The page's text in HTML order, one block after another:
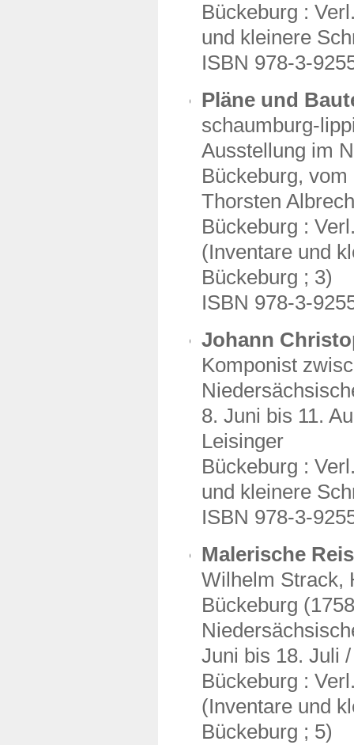
Bückeburg :
und kleinere
ISBN 978-3-
Pläne und
schaumburg-
Ausstellung im
Bückeburg,
Thorsten
Bückeburg :
(Inventare und
Bückeburg ; 3)
ISBN 978-3-
Johann
Komponist
8. Juni bis 11.
Leisinger
Bückeburg :
und kleinere
ISBN 978-3-
Malerische
Wilhelm Strack,
Bückeburg
Juni bis 18. Juli
Bückeburg :
(Inventare und
Bückeburg ; 5)